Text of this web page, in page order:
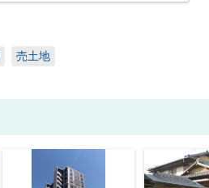
売土地